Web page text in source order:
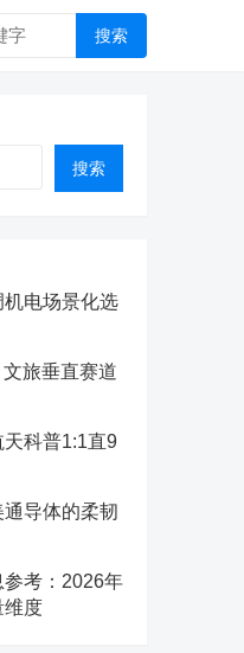
搜索
搜索
电场景化选
旅垂直赛道
科普1:1直9
导体的柔韧
参考：2026年
维度